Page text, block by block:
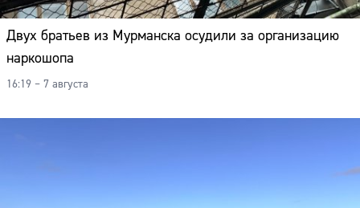
Двух братьев из Мурманска осудили за организацию
наркошопа
16:19 – 7 августа